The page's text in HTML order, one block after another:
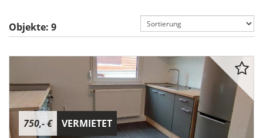
Objekte: 9
750,- € VERMIETET